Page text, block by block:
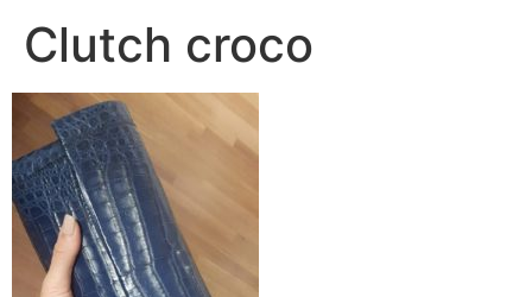
Clutch croco